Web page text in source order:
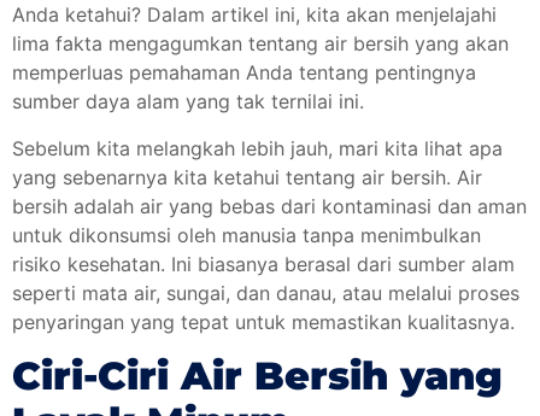
Anda ketahui? Dalam artikel ini, kita akan menjelajahi
lima fakta mengagumkan tentang air bersih yang akan
memperluas pemahaman Anda tentang pentingnya
sumber daya alam yang tak ternilai ini.
Sebelum kita melangkah lebih jauh, mari kita lihat apa
yang sebenarnya kita ketahui tentang air bersih. Air
bersih adalah air yang bebas dari kontaminasi dan aman
untuk dikonsumsi oleh manusia tanpa menimbulkan
risiko kesehatan. Ini biasanya berasal dari sumber alam
seperti mata air, sungai, dan danau, atau melalui proses
penyaringan yang tepat untuk memastikan kualitasnya.
Ciri-Ciri Air Bersih yang